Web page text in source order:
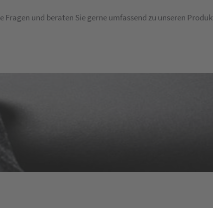
und beraten Sie gerne umfassend zu unseren